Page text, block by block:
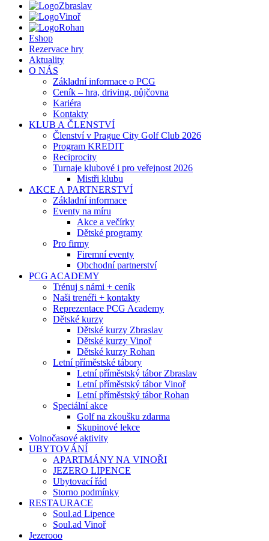
Zbraslav
Vinoř
Rohan
Eshop
Rezervace hry
Aktuality
O NÁS
Základní informace o PCG
Ceník – hra, driving, půjčovna
Kariéra
Kontakty
KLUB A ČLENSTVÍ
Členství v Prague City Golf Club 2026
Program KREDIT
Reciprocity
Turnaje klubové i pro veřejnost 2026
Mistři klubu
AKCE A PARTNERSTVÍ
Základní informace
Eventy na míru
Akce a večírky
Dětské programy
Pro firmy
Firemní eventy
Obchodní partnerství
PCG ACADEMY
Trénuj s námi + ceník
Naši trenéři + kontakty
Reprezentace PCG Academy
Dětské kurzy
Dětské kurzy Zbraslav
Dětské kurzy Vinoř
Dětské kurzy Rohan
Letní příměstské tábory
Letní příměstský tábor Zbraslav
Letní příměstský tábor Vinoř
Letní příměstský tábor Rohan
Speciální akce
Golf na zkoušku zdarma
Skupinové lekce
Volnočasové aktivity
UBYTOVÁNÍ
APARTMÁNY NA VINOŘI
JEZERO LIPENCE
Ubytovací řád
Storno podmínky
RESTAURACE
Soul.ad Lipence
Soul.ad Vinoř
Jezerooo